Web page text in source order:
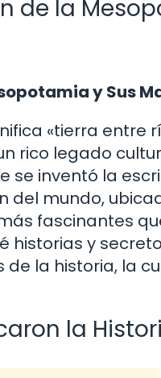
de la
y Sus
«tierra entre
rico legado
se inventó la
del mundo,
fascinantes
historias y
la historia, la
la